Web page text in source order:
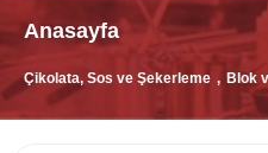
Anasayfa
Çikolata, Sos ve Şekerleme Blok